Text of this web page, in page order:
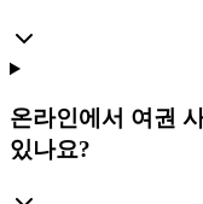
온라인에서 여권
있나요?